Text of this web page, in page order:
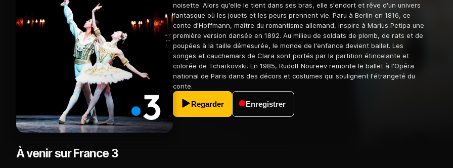
noisette. Alors qu'elle le tient dans ses bras, elle s'endort et rêve d'un univers
fantasque où les jouets et les peurs prennent vie. Paru à Berlin en 1816, ce
conte d'Hoffmann, maître du romantisme allemand, inspire à Marius Petipa une
première version dansée en 1892. Au milieu de soldats de plomb, de rats et de
poupées à la taille démesurée, le monde de l'enfance devient ballet. Les
songes et cauchemars de Clara sont portés par la partition étincelante et
colorée de Tchaïkovski. En 1985, Rudolf Noureev remonte le ballet à l'Opéra
national de Paris dans des décors et costumes qui soulignent l'étrangeté du
conte.
Regarder Enregistrer
À venir sur France 3